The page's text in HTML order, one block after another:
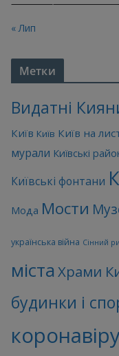
« Лип
Метки
Видатні
Київ Київ Київ на
мурали Київські
Київські фонтани
Мода Мости
українська війна Сінний
міста Храми
будинки і